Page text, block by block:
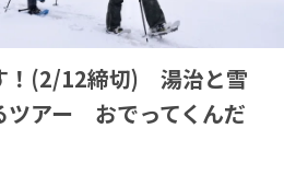
！(2/12締切) 湯治と雪
アー おでってくんだ